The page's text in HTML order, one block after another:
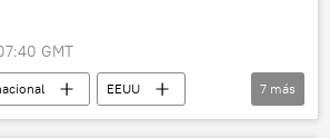
GMT
EEUU
digital
Uruguay
7 más